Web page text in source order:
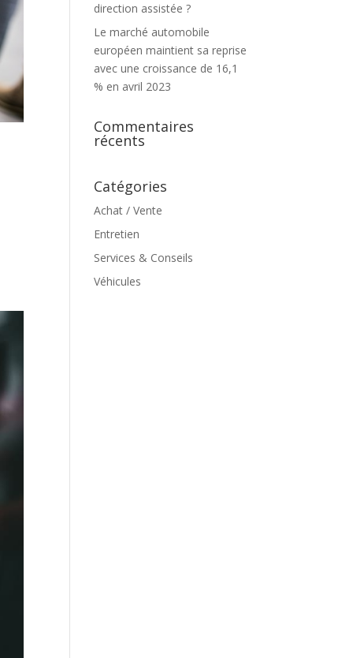
direction assistée ?
Le marché automobile
européen maintient sa reprise
avec une croissance de 16,1
% en avril 2023
Commentaires
récents
Catégories
Achat / Vente
Entretien
Services & Conseils
Véhicules